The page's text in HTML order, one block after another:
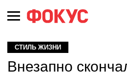
СТИЛЬ ЖИЗНИ
Внезапно